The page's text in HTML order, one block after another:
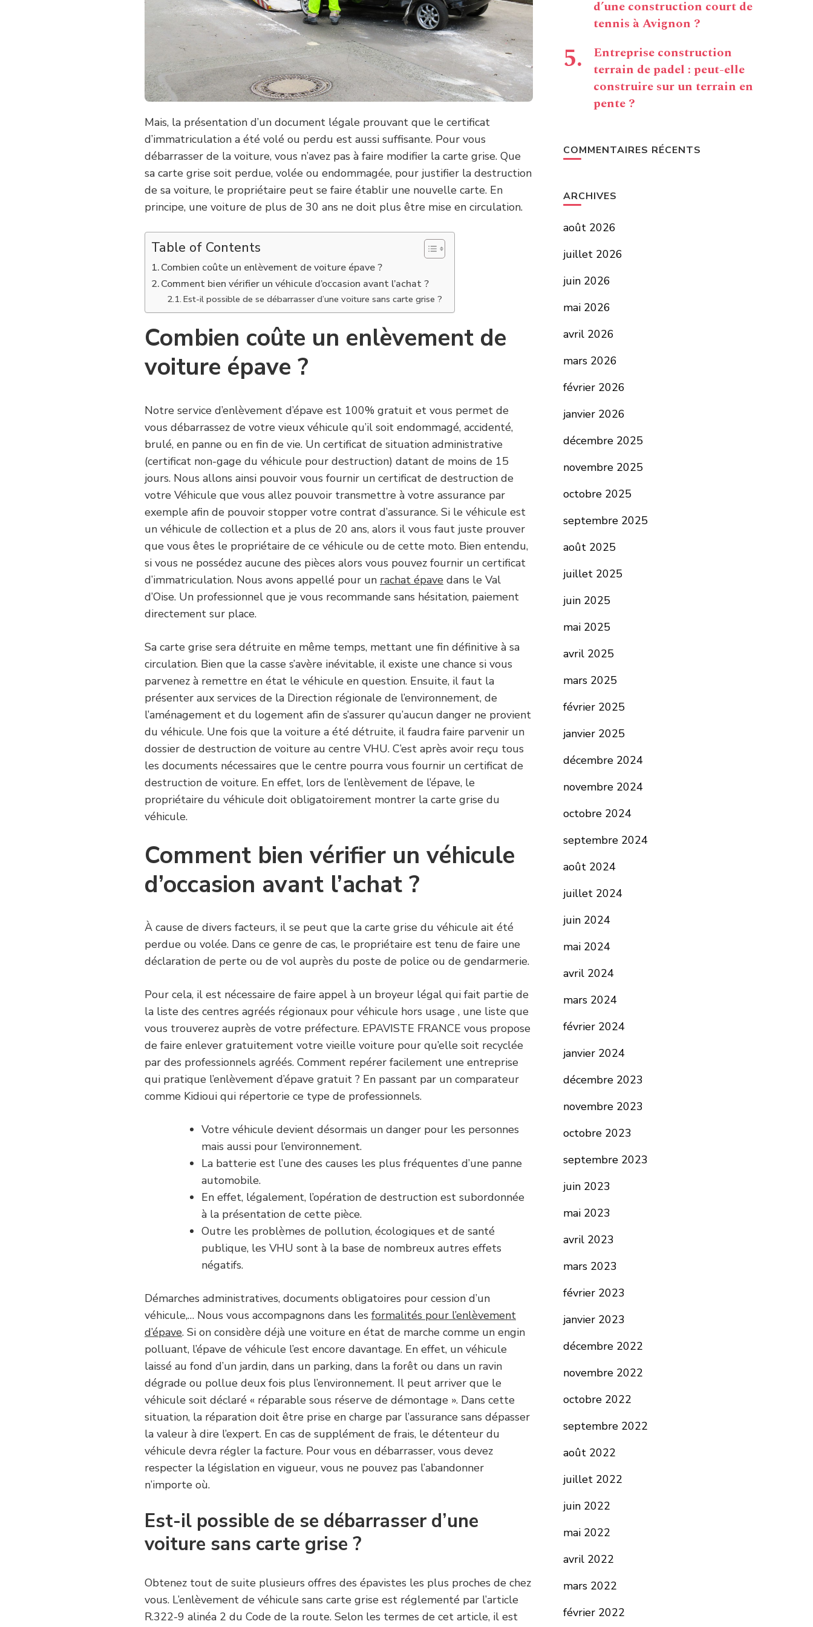
Mais, la présentation d’un document légale prouvant que le certificat
d’immatriculation a été volé ou perdu est aussi suffisante. Pour vous
débarrasser de la voiture, vous n’avez pas à faire modifier la carte grise. Que
sa carte grise soit perdue, volée ou endommagée, pour justifier la destruction
de sa voiture, le propriétaire peut se faire établir une nouvelle carte. En
principe, une voiture de plus de 30 ans ne doit plus être mise en circulation.
Table of Contents
Combien coûte un enlèvement de voiture épave ?
Comment bien vérifier un véhicule d’occasion avant l’achat ?
Est-il possible de se débarrasser d’une voiture sans carte grise ?
Combien coûte un enlèvement de
voiture épave ?
Notre service d’enlèvement d’épave est 100% gratuit et vous permet de
vous débarrassez de votre vieux véhicule qu’il soit endommagé, accidenté,
brulé, en panne ou en fin de vie. Un certificat de situation administrative
(certificat non-gage du véhicule pour destruction) datant de moins de 15
jours. Nous allons ainsi pouvoir vous fournir un certificat de destruction de
votre Véhicule que vous allez pouvoir transmettre à votre assurance par
exemple afin de pouvoir stopper votre contrat d’assurance. Si le véhicule est
un véhicule de collection et a plus de 20 ans, alors il vous faut juste prouver
que vous êtes le propriétaire de ce véhicule ou de cette moto. Bien entendu,
si vous ne possédez aucune des pièces alors vous pouvez fournir un certificat
d’immatriculation. Nous avons appellé pour un rachat épave dans le Val
d’Oise. Un professionnel que je vous recommande sans hésitation, paiement
directement sur place.
Sa carte grise sera détruite en même temps, mettant une fin définitive à sa
circulation. Bien que la casse s’avère inévitable, il existe une chance si vous
parvenez à remettre en état le véhicule en question. Ensuite, il faut la
présenter aux services de la Direction régionale de l’environnement, de
l’aménagement et du logement afin de s’assurer qu’aucun danger ne provient
du véhicule. Une fois que la voiture a été détruite, il faudra faire parvenir un
dossier de destruction de voiture au centre VHU. C’est après avoir reçu tous
les documents nécessaires que le centre pourra vous fournir un certificat de
destruction de voiture. En effet, lors de l’enlèvement de l’épave, le
propriétaire du véhicule doit obligatoirement montrer la carte grise du
véhicule.
Comment bien vérifier un véhicule
d’occasion avant l’achat ?
À cause de divers facteurs, il se peut que la carte grise du véhicule ait été
perdue ou volée. Dans ce genre de cas, le propriétaire est tenu de faire une
déclaration de perte ou de vol auprès du poste de police ou de gendarmerie.
Pour cela, il est nécessaire de faire appel à un broyeur légal qui fait partie de
la liste des centres agréés régionaux pour véhicule hors usage , une liste que
vous trouverez auprès de votre préfecture. EPAVISTE FRANCE vous propose
de faire enlever gratuitement votre vieille voiture pour qu’elle soit recyclée
par des professionnels agréés. Comment repérer facilement une entreprise
qui pratique l’enlèvement d’épave gratuit ? En passant par un comparateur
comme Kidioui qui répertorie ce type de professionnels.
Votre véhicule devient désormais un danger pour les personnes
mais aussi pour l’environnement.
La batterie est l’une des causes les plus fréquentes d’une panne
automobile.
En effet, légalement, l’opération de destruction est subordonnée
à la présentation de cette pièce.
Outre les problèmes de pollution, écologiques et de santé
publique, les VHU sont à la base de nombreux autres effets
négatifs.
Démarches administratives, documents obligatoires pour cession d’un
véhicule,… Nous vous accompagnons dans les formalités pour l’enlèvement
d’épave. Si on considère déjà une voiture en état de marche comme un engin
polluant, l’épave de véhicule l’est encore davantage. En effet, un véhicule
laissé au fond d’un jardin, dans un parking, dans la forêt ou dans un ravin
dégrade ou pollue deux fois plus l’environnement. Il peut arriver que le
véhicule soit déclaré « réparable sous réserve de démontage ». Dans cette
situation, la réparation doit être prise en charge par l’assurance sans dépasser
la valeur à dire l’expert. En cas de supplément de frais, le détenteur du
véhicule devra régler la facture. Pour vous en débarrasser, vous devez
respecter la législation en vigueur, vous ne pouvez pas l’abandonner
n’importe où.
Est-il possible de se débarrasser d’une
voiture sans carte grise ?
Obtenez tout de suite plusieurs offres des épavistes les plus proches de chez
vous. L’enlèvement de véhicule sans carte grise est réglementé par l’article
R.322-9 alinéa 2 du Code de la route. Selon les termes de cet article, il est
d’une construction court de
tennis à Avignon ?
Entreprise construction
terrain de padel : peut-elle
construire sur un terrain en
pente ?
COMMENTAIRES RÉCENTS
ARCHIVES
août 2026
juillet 2026
juin 2026
mai 2026
avril 2026
mars 2026
février 2026
janvier 2026
décembre 2025
novembre 2025
octobre 2025
septembre 2025
août 2025
juillet 2025
juin 2025
mai 2025
avril 2025
mars 2025
février 2025
janvier 2025
décembre 2024
novembre 2024
octobre 2024
septembre 2024
août 2024
juillet 2024
juin 2024
mai 2024
avril 2024
mars 2024
février 2024
janvier 2024
décembre 2023
novembre 2023
octobre 2023
septembre 2023
juin 2023
mai 2023
avril 2023
mars 2023
février 2023
janvier 2023
décembre 2022
novembre 2022
octobre 2022
septembre 2022
août 2022
juillet 2022
juin 2022
mai 2022
avril 2022
mars 2022
février 2022